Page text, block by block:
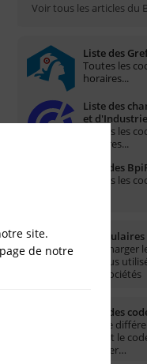
Voir tous les articles du
Liste des
Toutes les
horaires...
Liste des
et d'Industrie
Toutes les
horaires...
Liste des
Toutes les
Formulaires
Télécharger
les plus
des sociétés
Liste des
Quelle
NAF et le
trouver…
site.
de notre